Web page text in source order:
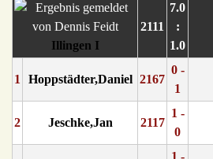
Illingen I
2111
7.0
:
1.0
1 Hoppstädter,Daniel 2167
0 -
1
2 Jeschke,Jan 2117
1 -
0
1 -